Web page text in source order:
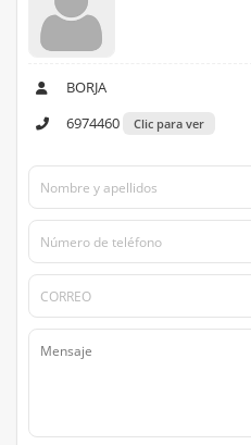
BORJA
6974460
Clic para ver